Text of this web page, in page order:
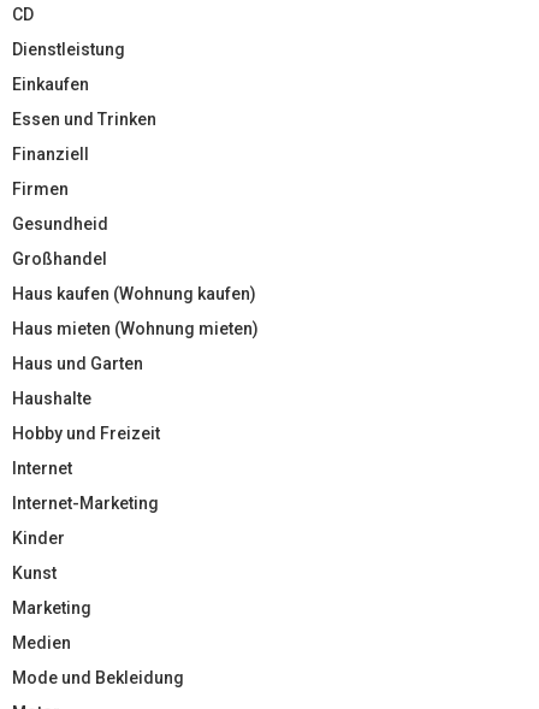
CD
Dienstleistung
Einkaufen
Essen und Trinken
Finanziell
Firmen
Gesundheid
Großhandel
Haus kaufen (Wohnung kaufen)
Haus mieten (Wohnung mieten)
Haus und Garten
Haushalte
Hobby und Freizeit
Internet
Internet-Marketing
Kinder
Kunst
Marketing
Medien
Mode und Bekleidung